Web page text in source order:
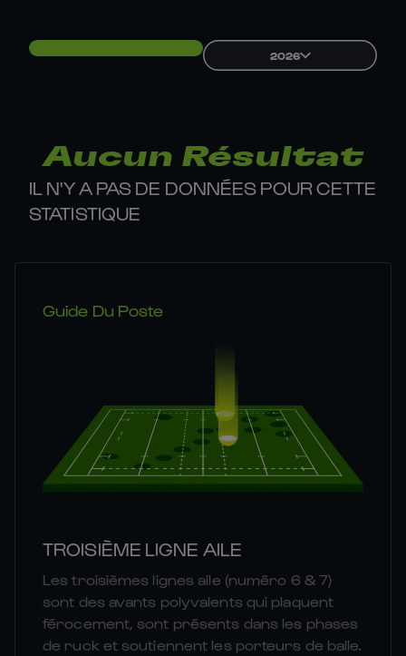
2026
Aucun Résultat
IL N'Y A PAS DE DONNÉES POUR CETTE
STATISTIQUE
Guide Du Poste
TROISIÈME LIGNE AILE
Les troisièmes lignes aile (numéro 6 & 7)
sont des avants polyvalents qui plaquent
férocement, sont présents dans les phases
de ruck et soutiennent les porteurs de balle.